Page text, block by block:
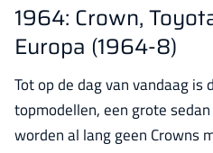
1964: Crown,
Europa (1964-8)
Tot op de dag van vandaag is
topmodellen, een grote
worden al lang geen Crowns